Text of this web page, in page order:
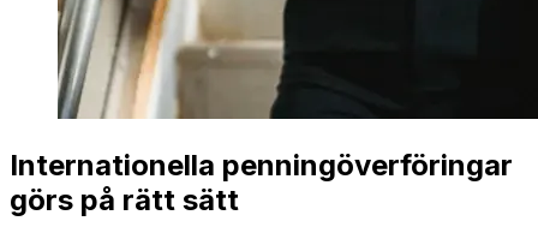
Internationella penningöverföringar
görs på rätt sätt